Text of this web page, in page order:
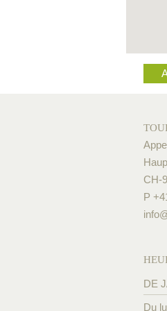
CH-
P
DE
Du